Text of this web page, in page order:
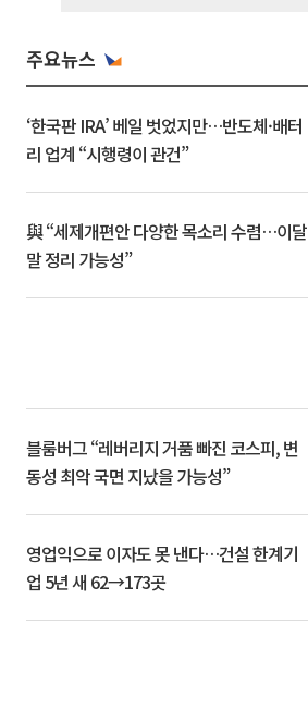
주요뉴스
‘한국판 IRA’ 베일 벗었지만…반도체·배터
리 업계 “시행령이 관건”
與 “세제개편안 다양한 목소리 수렴…이달
말 정리 가능성”
블룸버그 “레버리지 거품 빠진 코스피, 변
동성 최악 국면 지났을 가능성”
영업익으로 이자도 못 낸다…건설 한계기
업 5년 새 62→173곳